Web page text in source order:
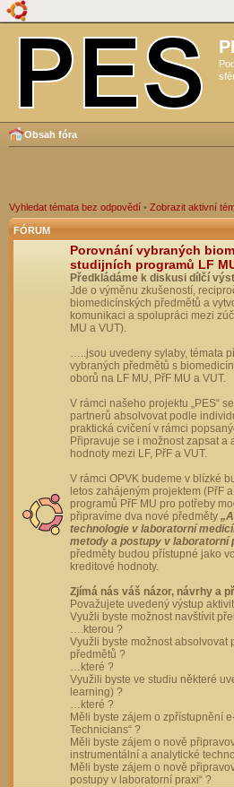
Obsah fóra
Vyhledat témata bez odpovědí • Zobrazit aktivní
FÓRUM
Porovnání vybraných
studijních programů LF
Předkládáme k diskusi dílčí
Jde o výměnu zkušeností,
biomedicínských předmětů a
komunikaci a spolupráci mezi
MU a VUT).
…..jsou uvedeny sylaby, témata
vybraných předmětů s
oborů na LF MU, PřF MU a VUT.
V rámci našeho projektu „PES“
partnerů absolvovat podle
praktická cvičení v rámci
Připravuje se i možnost zapsat a
hodnoty mezi LF, PřF a VUT.
V rámci OPVK budeme v blízké
letos zahájeným projektem (PřF
programů PřF MU pro potřeby
připravíme dva nové předměty
technologie v laboratorní
metody a postupy v laboratorní
předměty budou přístupné jako
kreditové hodnoty.
Zjímá nás váš názor, návrhy a
Považujete uvedený výstup
Využli byste možnost navštívit
….kterou ?
Využli byste možnost absolvovat
předmětů ?
…které ?
Využili byste ve studiu některé
learning) ?
…které ?
Měli byste zájem o zpřístupnění
Technicians“ ?
Měli byste zájem o nově
instrumentální a analytické
Měli byste zájem o nově
postupy v laboratorní praxi“ ?